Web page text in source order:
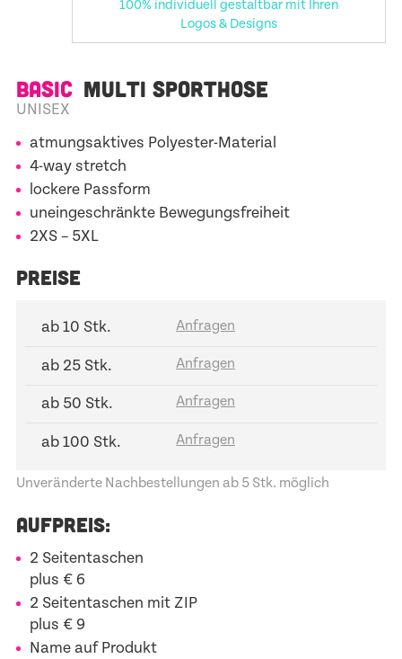
100% individuell gestaltbar mit Ihren
Logos & Designs
BASIC MULTI SPORTHOSE
UNISEX
atmungsaktives Polyester-Material
4-way stretch
lockere Passform
uneingeschränkte Bewegungsfreiheit
2XS – 5XL
PREISE
ab 10 Stk.
ab 25 Stk.
ab 50 Stk.
ab 100 Stk.
Unveränderte Nachbestellungen ab 5 Stk. möglich
AUFPREIS:
2 Seitentaschen
plus € 6
2 Seitentaschen mit ZIP
plus € 9
Name auf Produkt